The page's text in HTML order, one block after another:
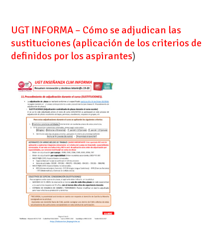
UGT INFORMA – Cómo se adjudican las
sustituciones (aplicación de los criterios de
definidos por los aspirantes)